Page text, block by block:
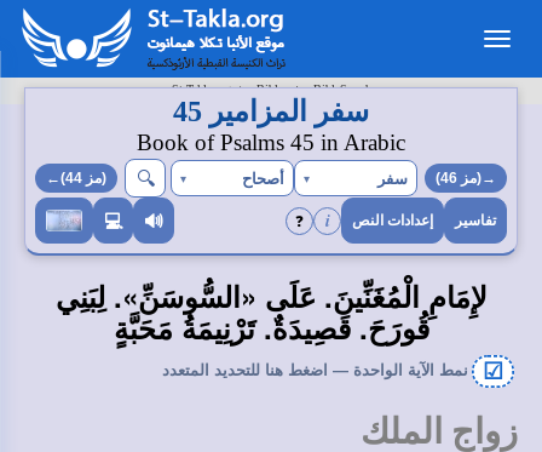
Toggle
navigation
St-Takla.org> Bibles> BibleSearch
تفاسير إعدادات النص i
❓
→(مز 46)
سفر المزامير 45
(مز 44)←
Book of Psalms 45 in Arabic
سفر ▾ أصحاح ▾
🔍︎
🔊
💻
لإِمَامِ الْمُغَنِّينَ. عَلَى «السُّوسَنِّ». لِبَنِي
قُورَحَ. قَصِيدَةٌ. تَرْنِيمَةُ مَحَبَّةٍ
☑ نمط الآية الواحدة — اضغط هنا للتحديد المتعدد
زواج الملك